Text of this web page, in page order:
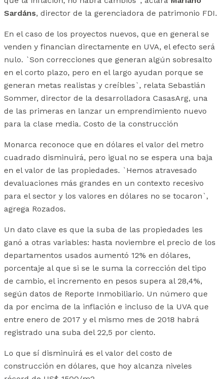
Sardáns, director de la gerenciadora de patrimonio FDI.
En el caso de los proyectos nuevos, que en general se
venden y financian directamente en UVA, el efecto será
nulo. `Son correcciones que generan algún sobresalto
en el corto plazo, pero en el largo ayudan porque se
generan metas realistas y creíbles`, relata Sebastián
Sommer, director de la desarrolladora CasasArg, una
de las primeras en lanzar un emprendimiento nuevo
para la clase media. Costo de la construcción
Monarca reconoce que en dólares el valor del metro
cuadrado disminuirá, pero igual no se espera una baja
en el valor de las propiedades. `Hemos atravesado
devaluaciones más grandes en un contexto recesivo
para el sector y los valores en dólares no se tocaron`,
agrega Rozados.
Un dato clave es que la suba de las propiedades les
ganó a otras variables: hasta noviembre el precio de los
departamentos usados aumentó 12% en dólares,
porcentaje al que si se le suma la corrección del tipo
de cambio, el incremento en pesos supera al 28,4%,
según datos de Reporte Inmobiliario. Un número que
da por encima de la inflación e incluso de la UVA que
entre enero de 2017 y el mismo mes de 2018 habrá
registrado una suba del 22,5 por ciento.
Lo que sí disminuirá es el valor del costo de
construcción en dólares, que hoy alcanza niveles